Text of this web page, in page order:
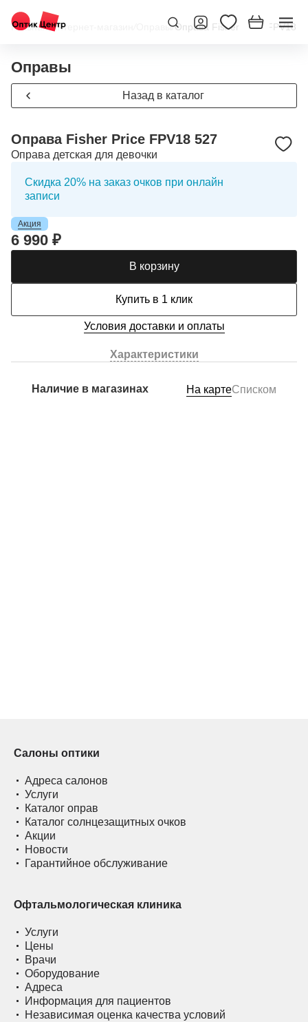
Главная/Интернет-магазин Оправы/Оправа Fisher Price FPV18
Оправы
Назад в каталог
Оправа Fisher Price FPV18 527
Оправа детская для девочки
Скидка 20% на заказ очков при онлайн
записи
Акция
6 990 ₽
В корзину
Купить в 1 клик
Условия доставки и оплаты
Характеристики
Наличие в магазинах На картеСписком
Салоны оптики
Адреса салонов
Услуги
Каталог оправ
Каталог солнцезащитных очков
Акции
Новости
Гарантийное обслуживание
Офтальмологическая клиника
Услуги
Цены
Врачи
Оборудование
Адреса
Информация для пациентов
Независимая оценка качества условий